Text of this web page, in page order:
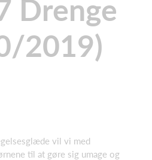
Drenge
2019)
vil vi med
til at gøre sig umage og